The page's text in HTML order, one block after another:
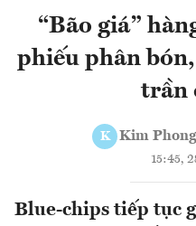
“Bão giá”
phiếu phân
trần
K Kim Phong
15:45,
Blue-chips tiếp tục